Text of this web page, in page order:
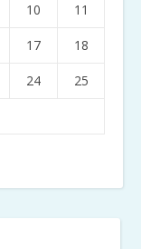
10 11
17 18
24 25